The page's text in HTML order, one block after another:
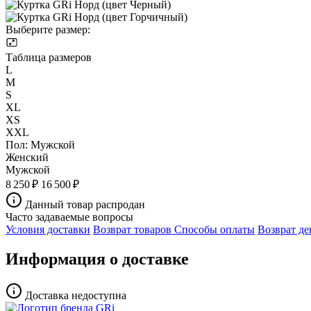
Выберите размер:
Таблица размеров
L
M
S
XL
XS
XXL
Пол: Мужской
Женский
Мужской
8 250 ₽ 16 500 ₽
Данный товар распродан
Часто задаваемые вопросы
Условия доставки Возврат товаров Способы оплаты Возврат
Информация о доставке
Доставка недоступна